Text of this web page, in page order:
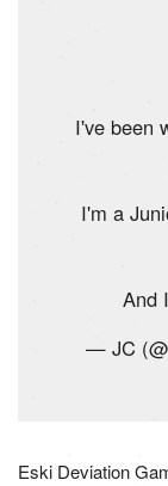
I've been
I'm a
And
— JC
Eski Deviation